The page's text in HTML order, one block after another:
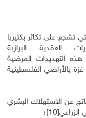
تشجع على تكاثر بكتيريا
العقدية البرازية
التهديدات المرضية
بالأراضي الفلسطينية
عن الاستهلاك البشري
الزراعي[10] ؛